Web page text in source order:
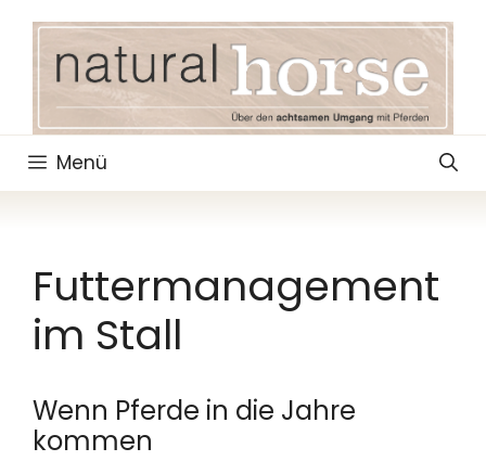
springen
Menü
Futtermanagement
im Stall
Wenn Pferde in die Jahre
kommen